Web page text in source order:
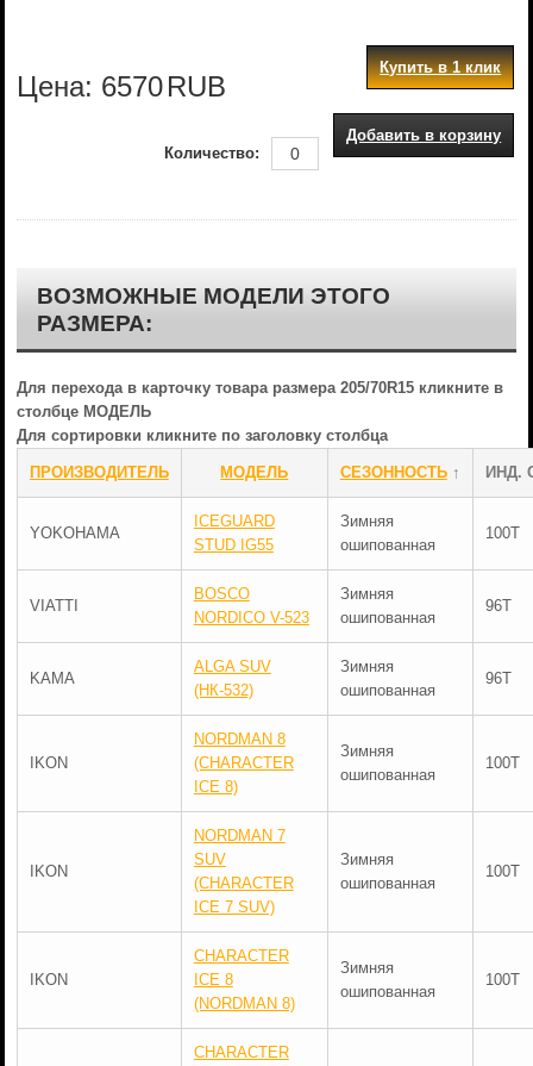
Цена: 6570RUB
Купить в 1 клик
Добавить в корзину
Количество:
ВОЗМОЖНЫЕ МОДЕЛИ ЭТОГО
РАЗМЕРА:
Для перехода в карточку товара размера 205/70R15 кликните в
столбце МОДЕЛЬ
Для сортировки кликните по заголовку столбца
ПРОИЗВОДИТЕЛЬ МОДЕЛЬ СЕЗОННОСТЬ↑ ИНД.
YOKOHAMA
ICEGUARD
STUD IG55
Зимняя
ошипованная
100T
VIATTI
BOSCO
NORDICO V-523
Зимняя
ошипованная
96T
KAMA
ALGA SUV
(НК-532)
Зимняя
ошипованная
96T
IKON
NORDMAN 8
(CHARACTER
ICE 8)
Зимняя
ошипованная
100T
IKON
NORDMAN 7
SUV
(CHARACTER
ICE 7 SUV)
Зимняя
ошипованная
100T
IKON
CHARACTER
ICE 8
(NORDMAN 8)
Зимняя
ошипованная
100T
CHARACTER